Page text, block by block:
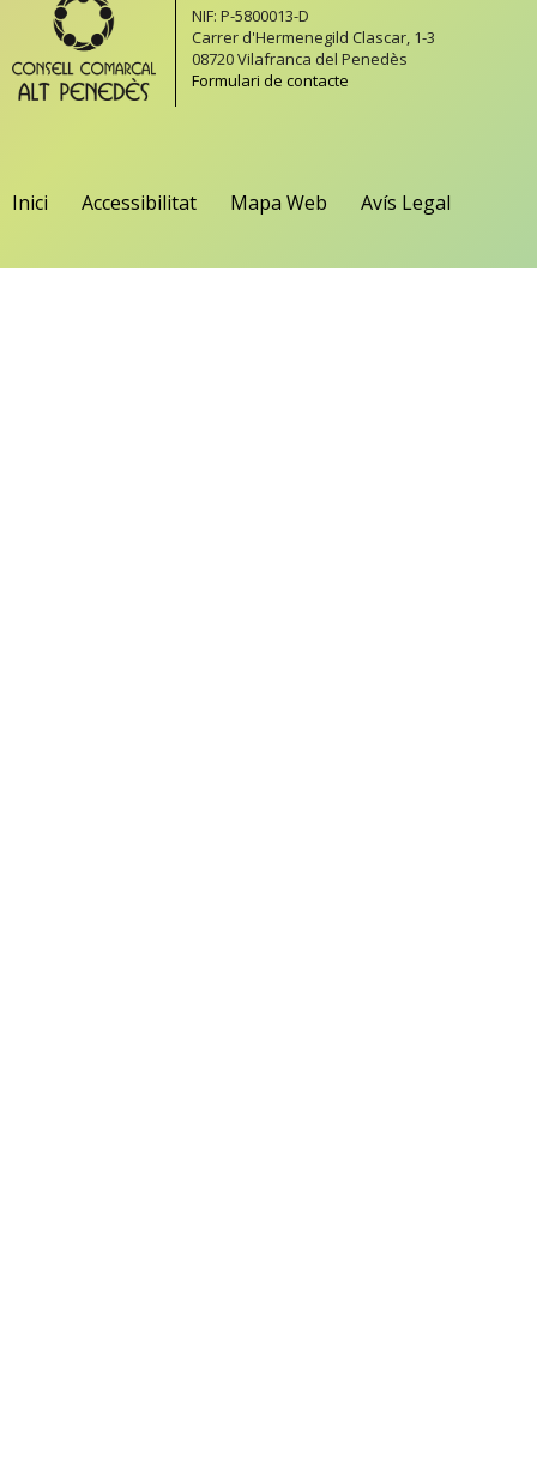
NIF: P-5800013-D
Carrer d'Hermenegild Clascar, 1-3
08720 Vilafranca del Penedès
Formulari de contacte
Inici Accessibilitat Mapa Web Avís Legal